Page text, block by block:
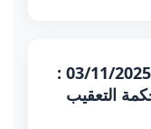
قرار تعقيبي عدد 79819 بتاريخ 03/11/2025 :
التعقيب